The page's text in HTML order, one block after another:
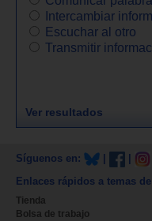
Intercambiar
Escuchar al otro
Transmitir
Ver resultados
Síguenos en:
Enlaces rápidos a temas
Tienda
Bolsa de trabajo